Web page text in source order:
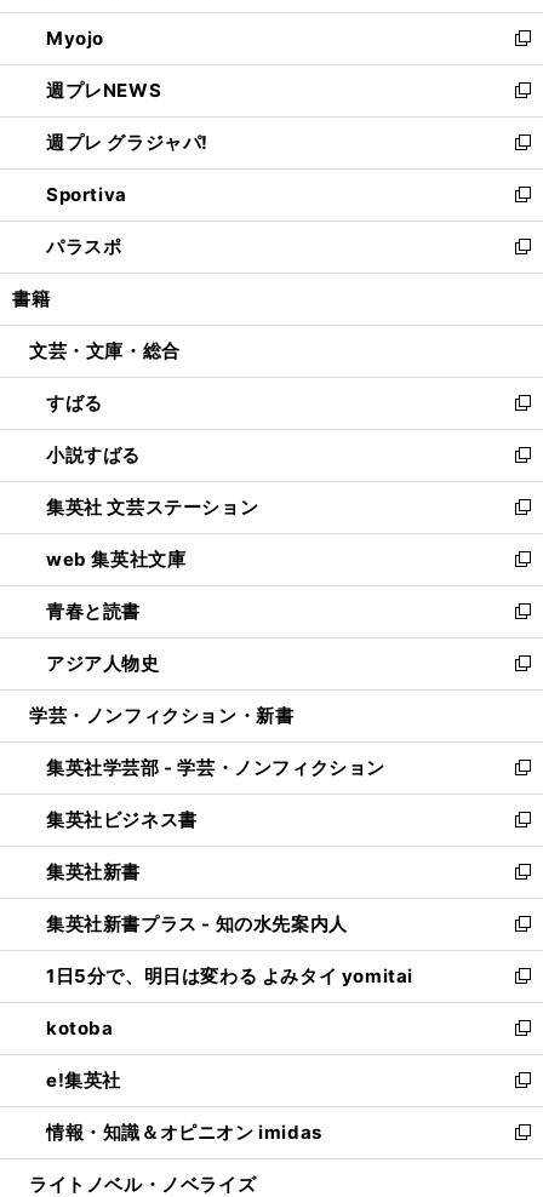
開
く
ウ
で
開
く
ン
ド
ウ
で
開
く
ウ
ィ
ン
ド
ウ
で
開
く
Myojo
新
し
い
ウ
ィ
ン
ド
ウ
で
開
週プレNEWS
新
し
い
ウ
ィ
ン
ド
ウ
開
週プレ グラジャパ!
新
し
い
ウ
ィ
ン
ウ
開
く
Sportiva
新
し
い
ウ
ン
ウ
で
開
く
パラスポ
新
し
ウ
ン
ド
ウ
で
開
く
書籍
文芸・文庫・総合
すばる
新
し
い
ウ
ィ
ン
ド
ウ
で
開
く
小説すばる
新
し
い
ウ
ィ
ン
ド
ウ
で
開
集英社 文芸ステーション
新
し
い
ウ
ィ
ン
ド
ウ
開
く
web 集英社文庫
新
し
い
ウ
ィ
ン
ウ
で
開
く
青春と読書
新
し
い
ウ
ン
ド
ウ
で
開
く
アジア人物史
新
し
ウ
ィ
ン
ド
ウ
で
開
く
学芸・ノンフィクション・新書
集英社学芸部 - 学芸・ノンフィクション
新
し
い
ウ
ィ
ン
ド
ウ
で
開
く
集英社ビジネス書
新
し
い
ウ
ィ
ン
ド
ウ
で
開
く
集英社新書
新
し
い
ウ
ィ
ン
ド
ウ
で
開
く
集英社新書プラス - 知の水先案内人
新
し
い
ウ
ィ
ン
ド
ウ
で
開
1日5分で、明日は変わる よみタイ yomitai
新
し
い
ウ
ィ
ン
ド
ウ
kotoba
新
し
い
ウ
ィ
ン
e!集英社
新
し
い
ウ
情報・知識＆オピニオン imidas
新
し
ライトノベル・ノベライズ